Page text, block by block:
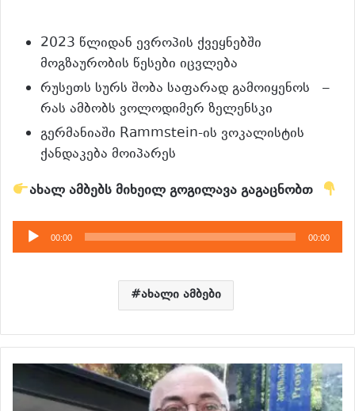
2023 წლიდან ევროპის ქვეყნებში
მოგზაურობის წესები იცვლება
რუსეთს სურს შობა საფარად გამოიყენოს –
რას ამბობს ვოლოდიმერ ზელენსკი
გერმანიაში Rammstein-ის ვოკალისტის
ქანდაკება მოიპარეს
ახალ ამბებს მიხეილ გოგილავა გაგაცნობთ
აუდიო
დამკვრელი
00:00 00:00
ახალი ამბები